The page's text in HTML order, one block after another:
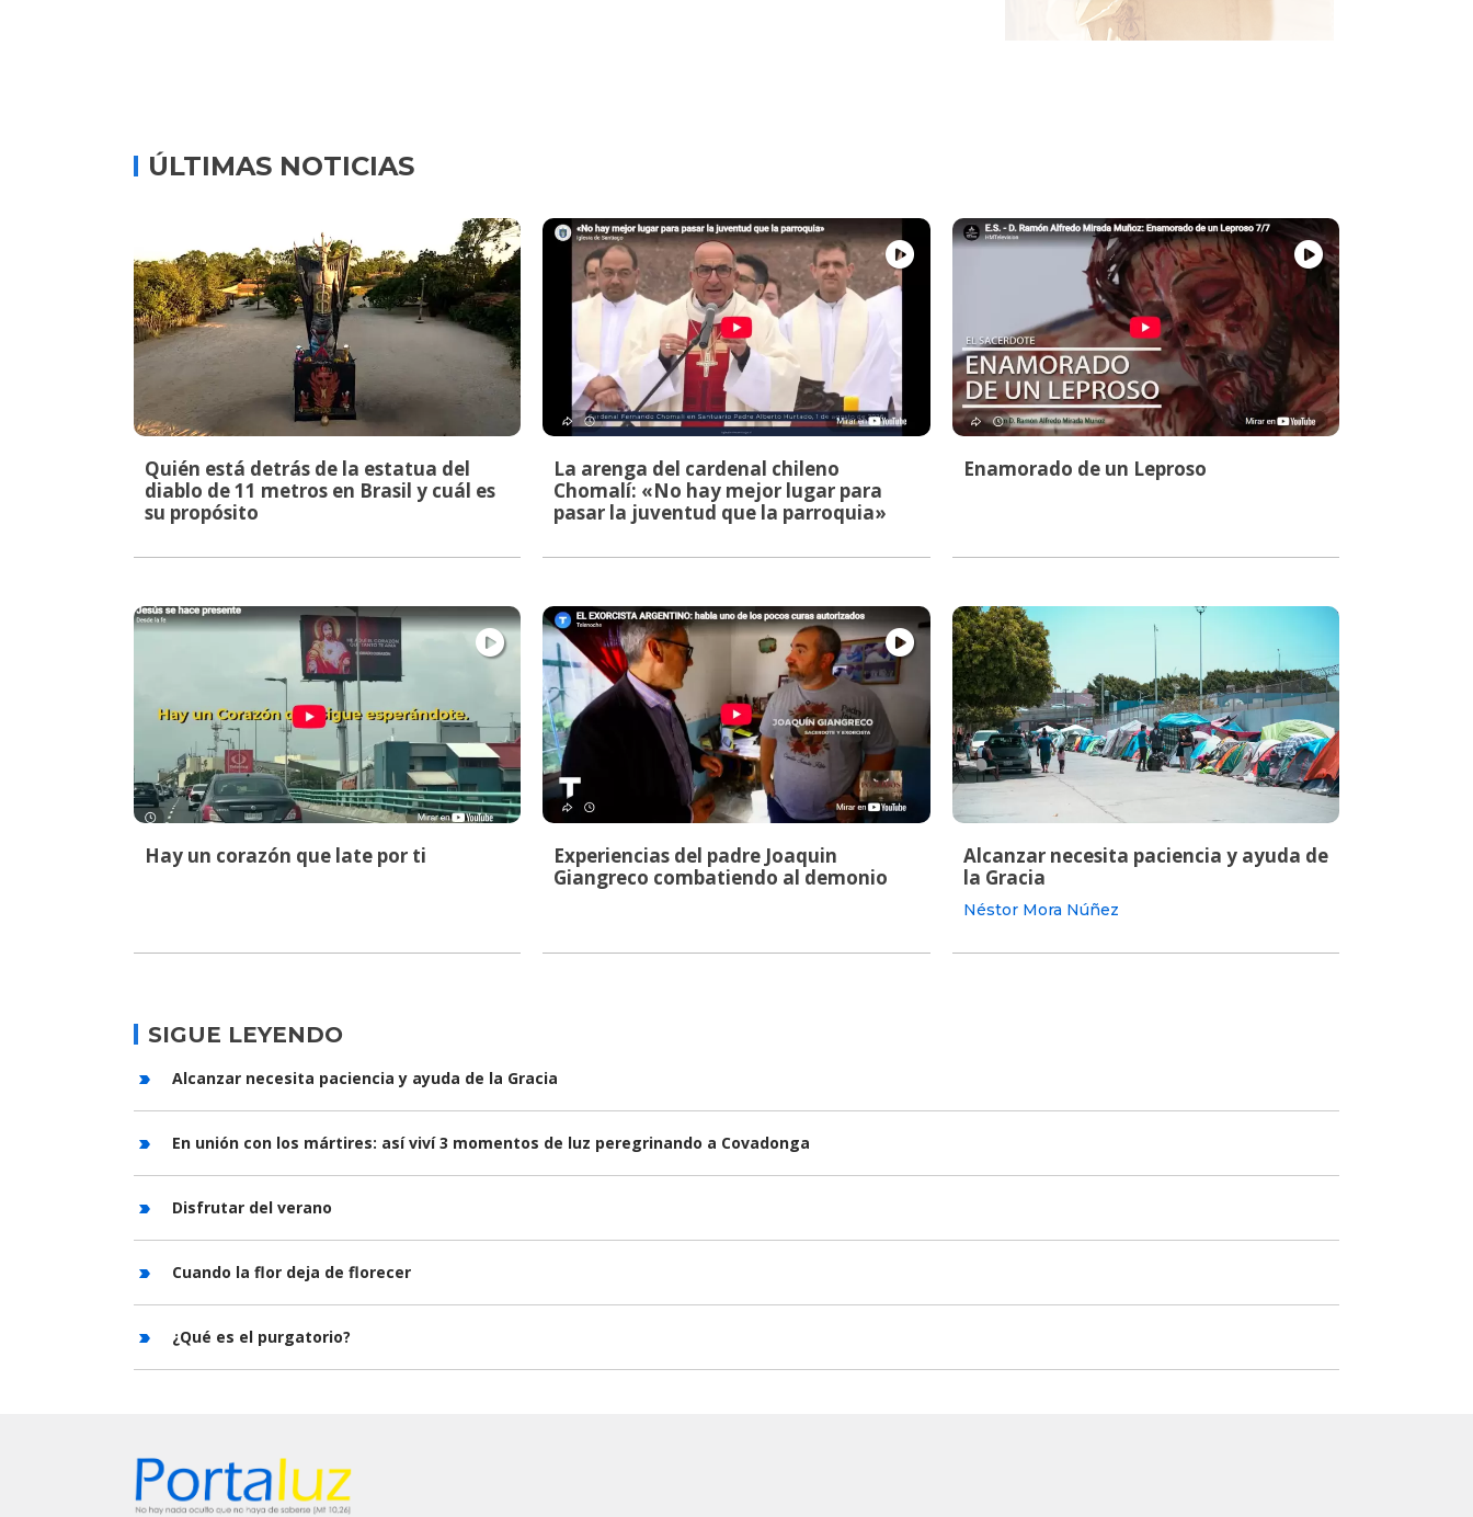
ÚLTIMAS NOTICIAS
Quién está detrás de la estatua del
diablo de 11 metros en Brasil y cuál es
su propósito
La arenga del cardenal chileno
Chomalí: «No hay mejor lugar para
pasar la juventud que la parroquia»
Enamorado de un Leproso
Hay un corazón que late por ti
Experiencias del padre Joaquin
Giangreco combatiendo al demonio
Alcanzar necesita paciencia y ayuda de
la Gracia
Néstor Mora Núñez
SIGUE LEYENDO
Alcanzar necesita paciencia y ayuda de la Gracia
En unión con los mártires: así viví 3 momentos de luz peregrinando a Covadonga
Disfrutar del verano
Cuando la flor deja de florecer
¿Qué es el purgatorio?